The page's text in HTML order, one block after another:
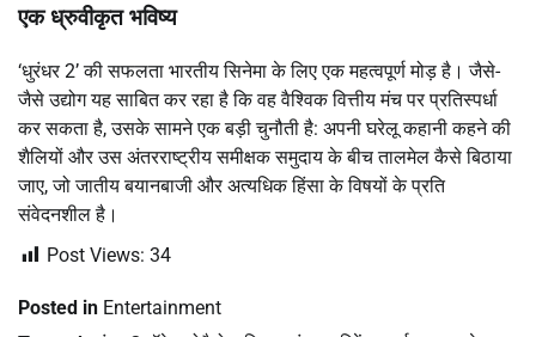
एक ध्रुवीकृत भविष्य
‘धुरंधर 2’ की सफलता भारतीय सिनेमा के लिए एक महत्वपूर्ण मोड़ है। जैसे-
जैसे उद्योग यह साबित कर रहा है कि वह वैश्विक वित्तीय मंच पर प्रतिस्पर्धा
कर सकता है, उसके सामने एक बड़ी चुनौती है: अपनी घरेलू कहानी कहने की
शैलियों और उस अंतरराष्ट्रीय समीक्षक समुदाय के बीच तालमेल कैसे बिठाया
जाए, जो जातीय बयानबाजी और अत्यधिक हिंसा के विषयों के प्रति
संवेदनशील है।
Post Views: 34
Posted in Entertainment